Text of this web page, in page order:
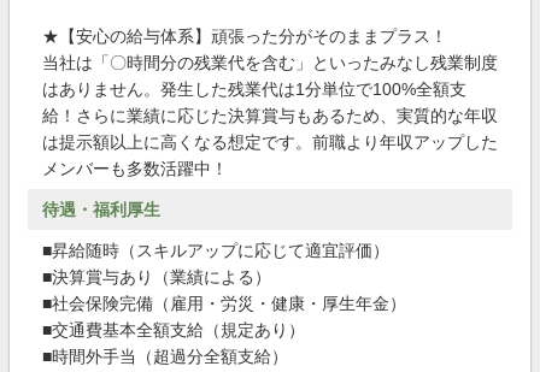
★【安心の給与体系】頑張った分がそのままプラス！
当社は「〇時間分の残業代を含む」といったみなし残業制度
はありません。発生した残業代は1分単位で100%全額支
給！さらに業績に応じた決算賞与もあるため、実質的な年収
は提示額以上に高くなる想定です。前職より年収アップした
メンバーも多数活躍中！
待遇・福利厚生
■昇給随時（スキルアップに応じて適宜評価）
■決算賞与あり（業績による）
■社会保険完備（雇用・労災・健康・厚生年金）
■交通費基本全額支給（規定あり）
■時間外手当（超過分全額支給）